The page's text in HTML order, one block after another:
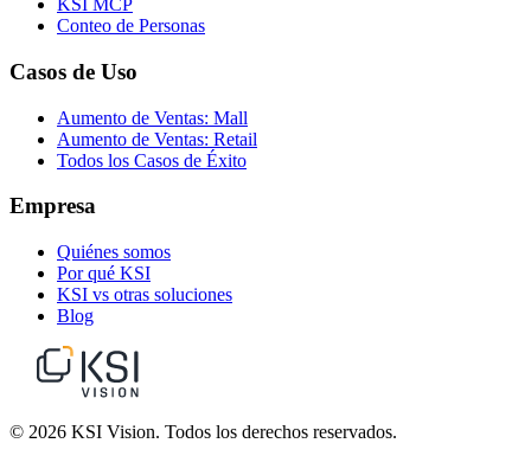
KSI MCP
Conteo de Personas
Casos de Uso
Aumento de Ventas: Mall
Aumento de Ventas: Retail
Todos los Casos de Éxito
Empresa
Quiénes somos
Por qué KSI
KSI vs otras soluciones
Blog
© 2026 KSI Vision. Todos los derechos reservados.